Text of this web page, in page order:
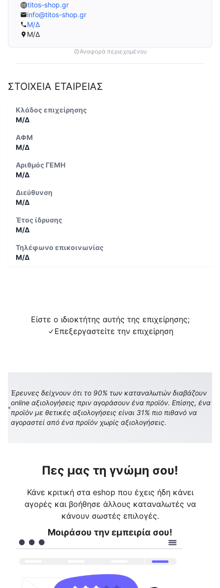
titos-shop.gr
info@titos-shop.gr
Μ/Δ
Μ/Δ
Αναφορά περιεχομένου
ΣΤΟΙΧΕΙΑ ΕΤΑΙΡΕΙΑΣ
Κλάδος επιχείρησης
Μ/Δ
ΑΦΜ
Μ/Δ
Αριθμός ΓΕΜΗ
Μ/Δ
Διεύθυνση
Μ/Δ
Έτος ίδρυσης
Μ/Δ
Τηλέφωνο επικοινωνίας
Μ/Δ
Είστε ο ιδιοκτήτης αυτής της επιχείρησης;
Επεξεργαστείτε την επιχείρηση
Έρευνες δείχνουν ότι το 90% των καταναλωτών διαβάζουν
online αξιολογήσεις πριν αγοράσουν ένα προϊόν. Επίσης, ένα
προϊόν με θετικές αξιολογήσεις είναι 31% πιο πιθανό να
αγοραστεί από ένα προϊόν χωρίς αξιολογήσεις.
Πες μας τη γνώμη σου!
Κάνε κριτική στα eshop που έχεις ήδη κάνει
αγορές και βοήθησε άλλους καταναλωτές να
κάνουν σωστές επιλογές.
Μοιράσου την εμπειρία σου!